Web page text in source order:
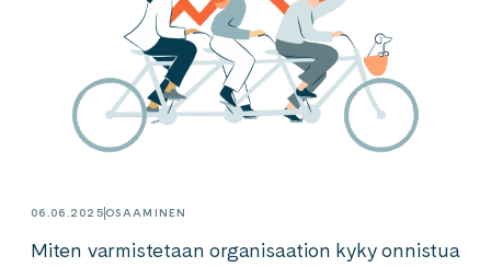
06.06.2025 OSAAMINEN
Miten varmistetaan organisaation kyky onnistua